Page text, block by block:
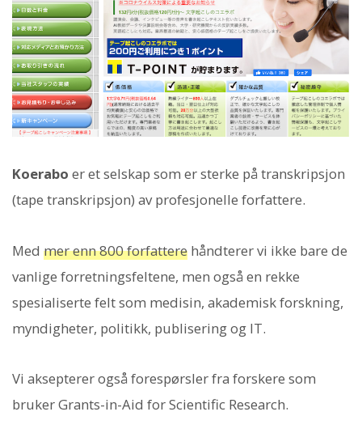
Koerabo er et selskap som er sterke på transkripsjon
(tape transkripsjon) av profesjonelle forfattere.
Med mer enn 800 forfattere håndterer vi ikke bare de
vanlige forretningsfeltene, men også en rekke
spesialiserte felt som medisin, akademisk forskning,
myndigheter, politikk, publisering og IT.
Vi aksepterer også forespørsler fra forskere som
bruker Grants-in-Aid for Scientific Research.